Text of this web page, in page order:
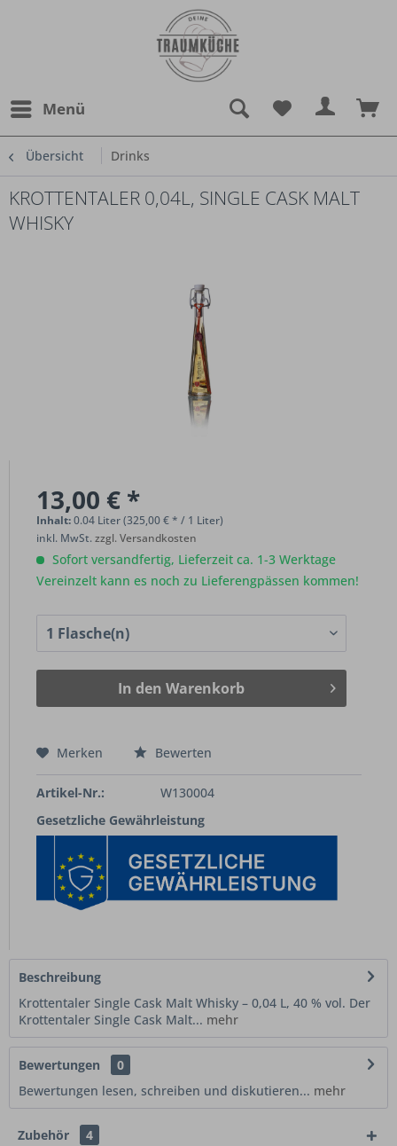
Menü
Übersicht Drinks
KROTTENTALER 0,04L, SINGLE CASK MALT
WHISKY
13,00 € *
Inhalt:0.04 Liter (325,00 € * / 1 Liter)
inkl. MwSt.zzgl. Versandkosten
Sofort versandfertig, Lieferzeit ca. 1-3 Werktage
Vereinzelt kann es noch zu Lieferengpässen kommen!
In den Warenkorb
Merken Bewerten
Artikel-Nr.:
W130004
Gesetzliche Gewährleistung
Beschreibung
Krottentaler Single Cask Malt Whisky – 0,04 L, 40 % vol. Der
Krottentaler Single Cask Malt... mehr
Bewertungen
0
Bewertungen lesen, schreiben und diskutieren... mehr
Zubehör 4